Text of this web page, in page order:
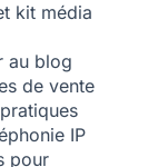
kit média
au blog
de vente
IP
pour